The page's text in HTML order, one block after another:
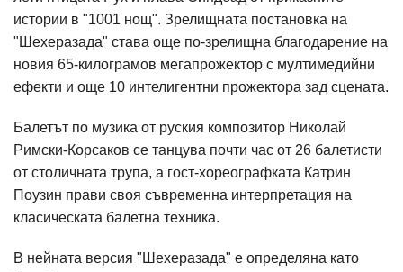
истории в "1001 нощ". Зрелищната постановка на
"Шехеразада" става още по-зрелищна благодарение на
новия 65-килограмов мегапрожектор с мултимедийни
ефекти и още 10 интелигентни прожектора зад сцената.
Балетът по музика от руския композитор Николай
Римски-Корсаков се танцува почти час от 26 балетисти
от столичната трупа, а гост-хореографката Катрин
Поузин прави своя съвременна интерпретация на
класическата балетна техника.
В нейната версия "Шехеразада" е определяна като